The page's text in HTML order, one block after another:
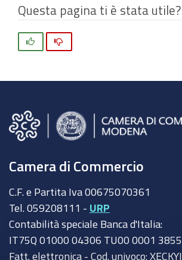
Questa pagina ti è stata utile?
Camera di Commercio
C.F. e Partita Iva 00675070361
Tel. 059208111 - URP
Contabilità speciale Banca d'Italia:
IT75Q 01000 04306 TU00 0001 3855
Fatt. elettronica - Cod. univoco: XECKYI